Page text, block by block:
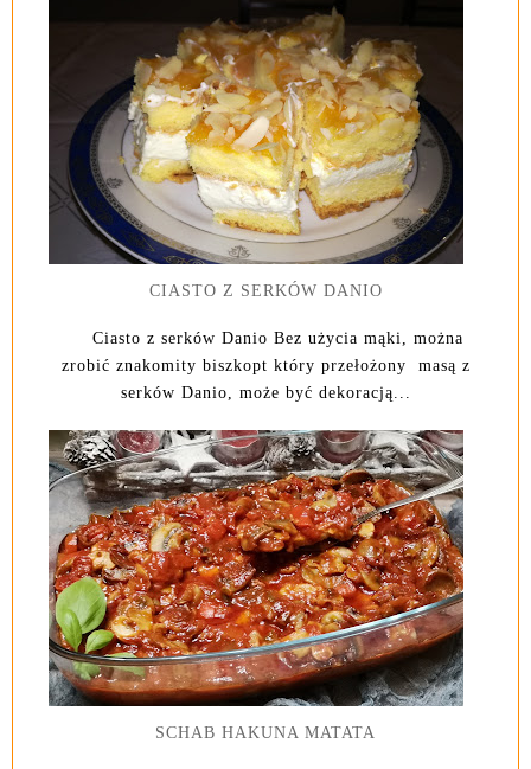
CIASTO Z SERKÓW DANIO
Ciasto z serków Danio Bez użycia mąki, można
zrobić znakomity biszkopt który przełożony masą z
serków Danio, może być dekoracją...
SCHAB HAKUNA MATATA